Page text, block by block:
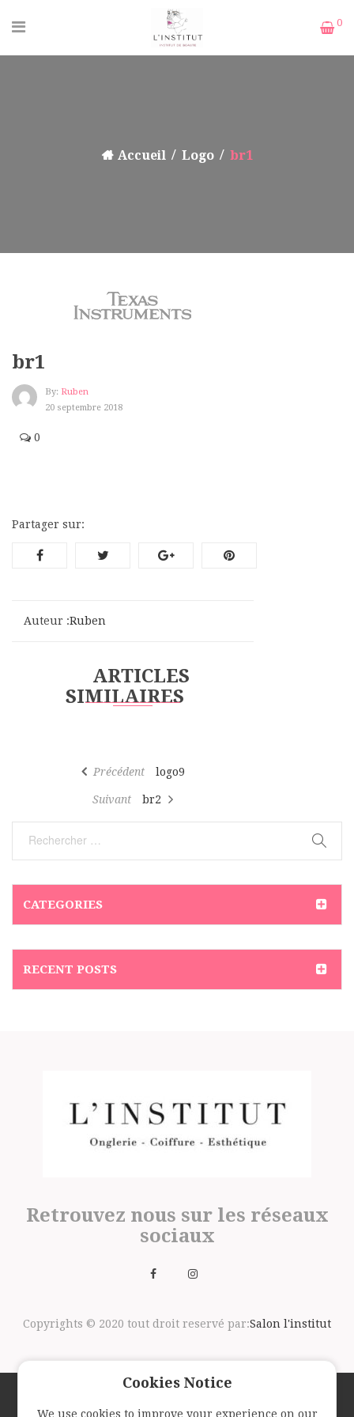
0
Accueil Logo br1
br1
By: Ruben
20 septembre 2018
0
Partager sur:
Auteur :Ruben
ARTICLES
SIMILAIRES
Navigation
l’article
Article
Précédent logo9
Article
suivant
Suivant br2
CATEGORIES
RECENT POSTS
Retrouvez nous sur les réseaux
sociaux
Copyrights © 2020 tout droit reservé par:Salon l'institut
Cookies Notice
We use cookies to improve your experience on our